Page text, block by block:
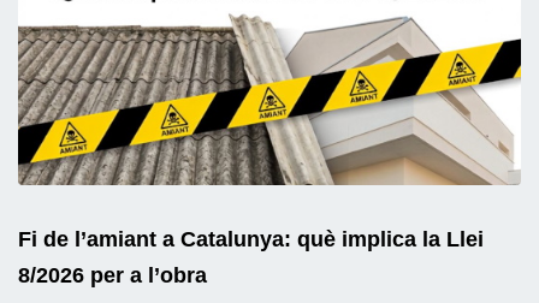
Fi de l’amiant a Catalunya: què implica la Llei
8/2026 per a l’obra